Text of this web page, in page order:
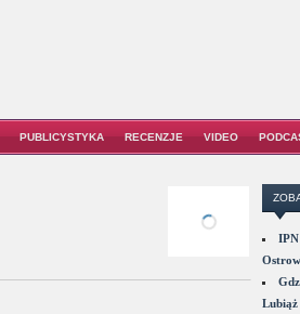
PUBLICYSTYKA RECENZJE VIDEO
Lubiąż